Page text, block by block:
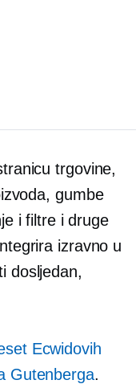
trgovine,
gumbe
i filtre i druge
izravno u
dosljedan,
Ecwidovih
Gutenberga.